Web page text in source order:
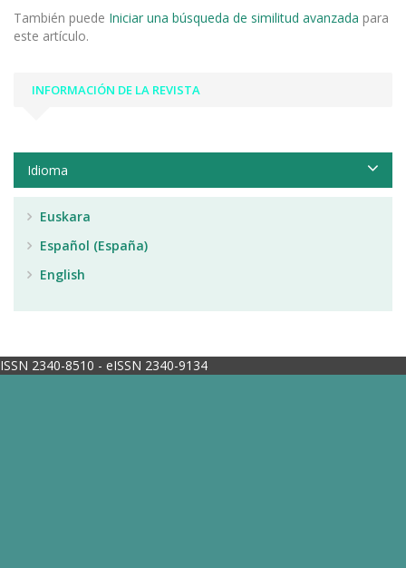
También puede Iniciar una búsqueda de similitud avanzada para
este artículo.
INFORMACIÓN DE LA REVISTA
Idioma
Euskara
Español (España)
English
ISSN 2340-8510 - eISSN 2340-9134